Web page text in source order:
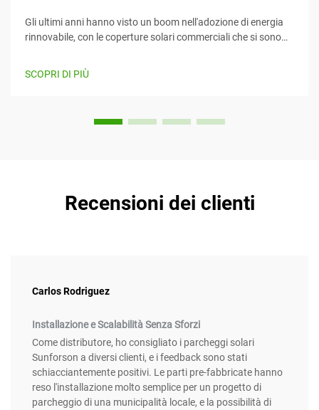
Gli ultimi anni hanno visto un boom nell'adozione di energia
rinnovabile, con le coperture solari commerciali che si sono
l'energia solare mentre forniscono contemporaneamente
SCOPRI DI PIÙ
Recensioni dei clienti
Carlos Rodriguez
Installazione e Scalabilità Senza Sforzi
Come distributore, ho consigliato i parcheggi solari
Sunforson a diversi clienti, e i feedback sono stati
schiacciantemente positivi. Le parti pre-fabbricate hanno
reso l'installazione molto semplice per un progetto di
parcheggio di una municipalità locale, e la possibilità di